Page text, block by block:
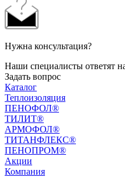
Нужна консультация?
Наши специалисты ответят
Задать вопрос
Каталог
Теплоизоляция
ПЕНОФОЛ®
ТИЛИТ®
АРМОФОЛ®
ТИТАНФЛЕКС®
ПЕНОПРОМ®
Акции
Компания